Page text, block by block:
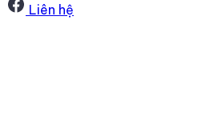
Liên hệ